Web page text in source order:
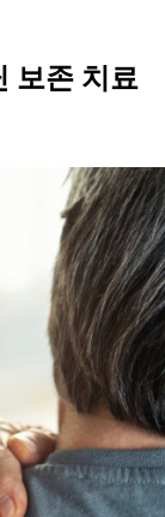
보존 치료